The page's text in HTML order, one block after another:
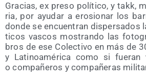
Gra­cias, ex pre­so polí­ti­co, y takk,
ria, por ayu­dar a ero­sio­nar los
don­de se encuen­tran dis­per­sa­dos
ti­cos vas­cos mos­tran­do las
bros de ese Colec­ti­vo en más de
y Lati­noa­mé­ri­ca como si fue­ran
o com­pa­ñe­ros y com­pa­ñe­ras